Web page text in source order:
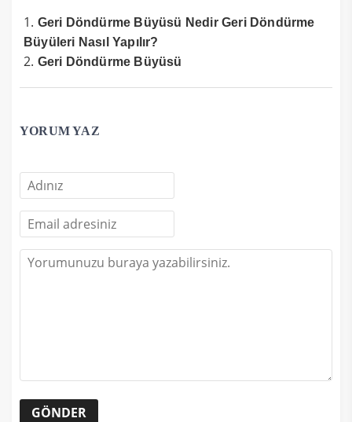
Geri Döndürme Büyüsü Nedir Geri Döndürme
Büyüleri Nasıl Yapılır?
Geri Döndürme Büyüsü
YORUM YAZ